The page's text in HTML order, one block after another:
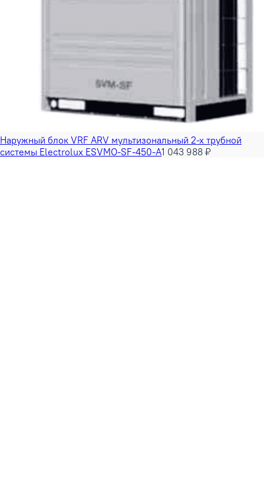
Наружный блок VRF ARV мультизональный 2-х трубной
системы Electrolux ESVMO-SF-450-A1 043 988 ₽